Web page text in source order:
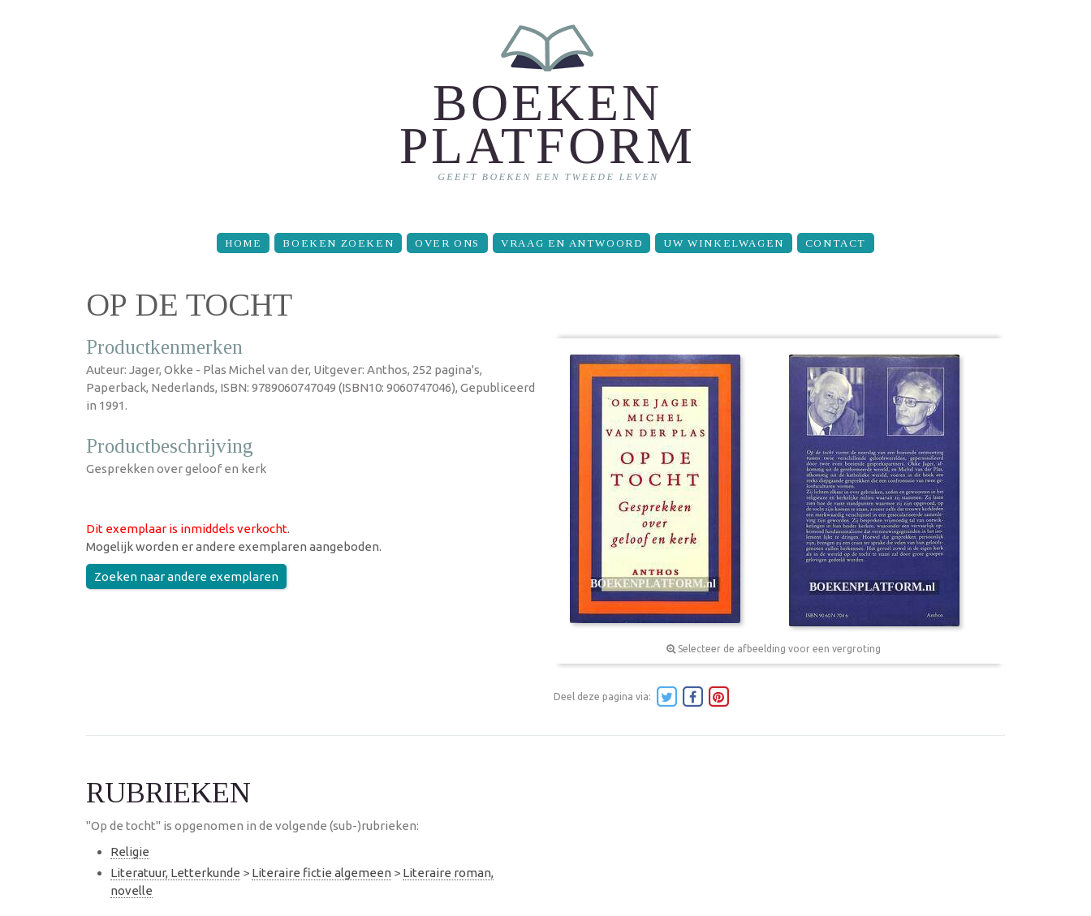
HOME BOEKEN ZOEKEN OVER ONS VRAAG EN ANTWOORD UW WINKELWAGEN CONTACT
OP DE TOCHT
Productkenmerken
Auteur: Jager, Okke - Plas Michel van der, Uitgever: Anthos, 252 pagina's,
Paperback, Nederlands, ISBN: 9789060747049 (ISBN10: 9060747046), Gepubliceerd
in 1991.
Productbeschrijving
Gesprekken over geloof en kerk
Dit exemplaar is inmiddels verkocht.
Mogelijk worden er andere exemplaren aangeboden.
Zoeken naar andere exemplaren
Selecteer de afbeelding voor een vergroting
Deel deze pagina via:
RUBRIEKEN
"Op de tocht" is opgenomen in de volgende (sub-)rubrieken:
Religie
Literatuur, Letterkunde > Literaire fictie algemeen > Literaire roman,
novelle